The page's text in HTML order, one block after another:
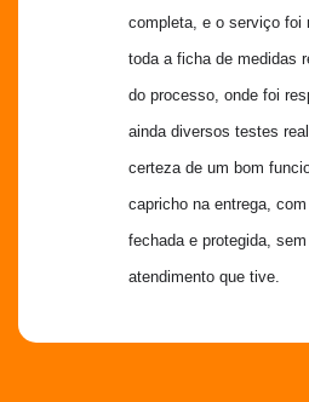
completa, e o serviço foi
toda a ficha de medidas
do processo, onde foi
ainda diversos testes
certeza de um bom
capricho na entrega,
fechada e protegida,
atendimento que tive.